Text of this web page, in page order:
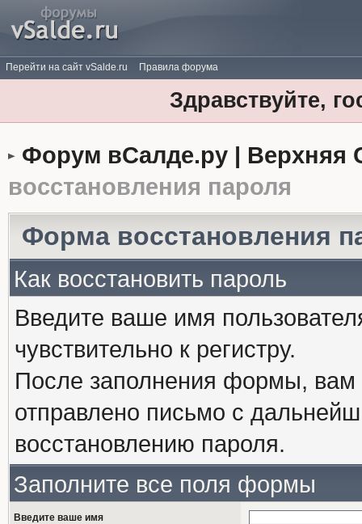
Перейти на сайт vSalde.ru Правила форума
Здравствуйте,
Форум вСалде.ру | Верхняя
восстановления пароля
Форма восстановления
Как восстановить пароль
Введите ваше имя
чувствительно к регистру.
После заполнения формы, вам
отправлено письмо с
восстановлению пароля.
Заполните все поля формы
Введите ваше имя